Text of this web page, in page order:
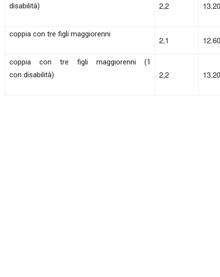
disabilità)
2,2
coppia con tre figli maggiorenni
2,1
coppia con tre figli maggiorenni (1
con disabilità)
2,2